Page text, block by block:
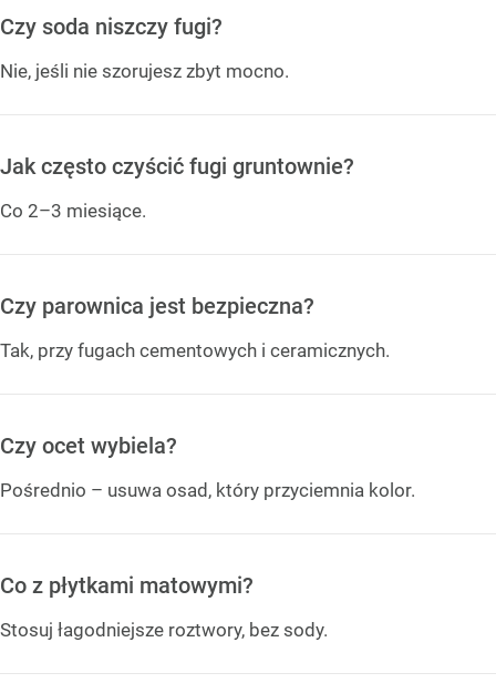
Czy soda niszczy fugi?
Nie, jeśli nie szorujesz zbyt mocno.
Jak często czyścić fugi gruntownie?
Co 2–3 miesiące.
Czy parownica jest bezpieczna?
Tak, przy fugach cementowych i ceramicznych.
Czy ocet wybiela?
Pośrednio – usuwa osad, który przyciemnia kolor.
Co z płytkami matowymi?
Stosuj łagodniejsze roztwory, bez sody.